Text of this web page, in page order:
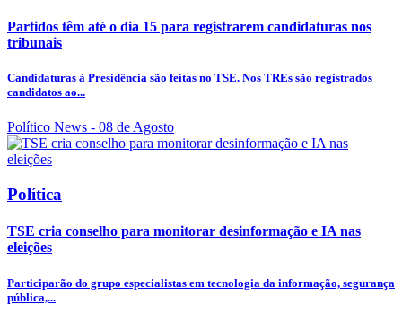
Partidos têm até o dia 15 para registrarem candidaturas nos
tribunais
Candidaturas à Presidência são feitas no TSE. Nos TREs são registrados
candidatos ao...
Político News - 08 de Agosto
Política
TSE cria conselho para monitorar desinformação e IA nas
eleições
Participarão do grupo especialistas em tecnologia da informação, segurança
pública,...